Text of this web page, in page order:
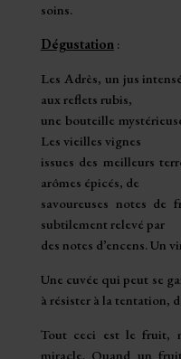
soins.
Dégustation:
Les Adrès, un jus
aux reflets rubis,
une bouteille
Les vieilles vignes
issues des meilleurs
arômes épicés, de
savoureuses notes de
subtilement relevé par
des notes d’encens. Un
Une cuvée qui peut se
à résister à la tentation,
Tout ceci est le fruit,
miracle. Quand un